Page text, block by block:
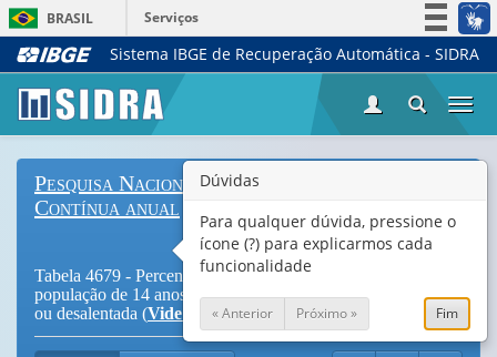
BRASIL
Serviços
Simplifique!
Acesso à informação
Sistema IBGE de Recuperação Automática - SIDRA
Pesquisa Nacional por Amostra de Domicílios
Contínua anual
Tabela 4679 - Percentual de pessoas desalentadas na
população de 14 anos ou mais de idade na força de trabalho
ou desalentada (Vide Notas)
Dúvidas
Para qualquer dúvida, pressione o
ícone (?) para explicarmos cada
funcionalidade
« Anterior Próximo » Fim